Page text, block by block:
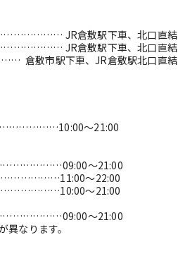
JR倉敷駅下車、北口直結
JR倉敷駅下車、北口直結
倉敷市駅下車、JR倉敷駅北口直結
～21:00
～21:00
～22:00
～21:00
…………………09:00～21:00
なります。